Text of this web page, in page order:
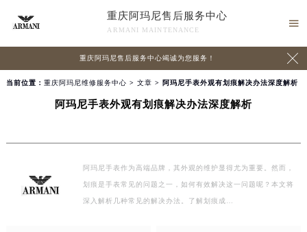
重庆阿玛尼售后服务中心
ARMANI MAINTENANCE

重庆阿玛尼售后服务中心竭诚为您服务！ 
当前位置： 重庆阿玛尼维修服务中心 > 文章 > 阿玛尼手表外观有划痕解决办法深度解析
阿玛尼手表外观有划痕解决办法深度解析
阿玛尼手表作为高端品牌，其外观的维护显得尤为重要。然而，
划痕是手表常见的问题之一，如何有效解决这一问题呢？本文将
深入解析几种常见的解决办法。了解划痕成…